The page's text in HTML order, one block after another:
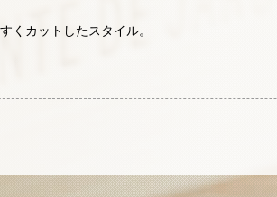
くカットしたスタイル。